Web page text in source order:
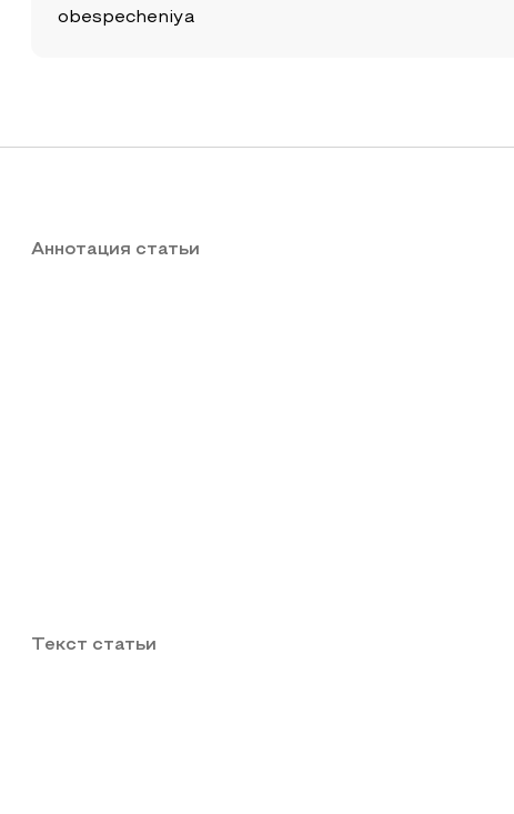
obespecheniya
Аннотация статьи
Текст статьи